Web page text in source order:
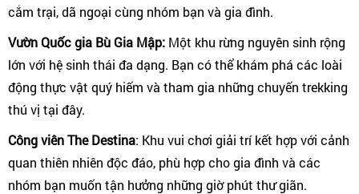
cắm trại, dã ngoại cùng nhóm bạn và gia đình.
Vườn Quốc gia Bù Gia Mập: Một khu rừng nguyên sinh rộng
lớn với hệ sinh thái đa dạng. Bạn có thể khám phá các loài
động thực vật quý hiếm và tham gia những chuyến trekking
thú vị tại đây.
Công viên The Destina: Khu vui chơi giải trí kết hợp với cảnh
quan thiên nhiên độc đáo, phù hợp cho gia đình và các
nhóm bạn muốn tận hưởng những giờ phút thư giãn.